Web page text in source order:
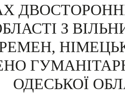
З
ОДЕСЬКОЇ